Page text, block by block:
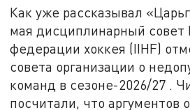
Как уже рассказывал
мая дисциплинарный
федерации хоккея (IIHF)
совета организации о
команд в сезоне-2026/27 .
посчитали, что аргументов